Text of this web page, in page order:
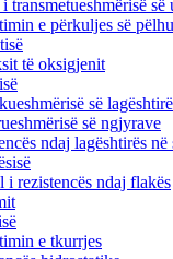
transmetueshmërisë
e përkuljes së
të oksigjenit
së
së ngjyrave
ndaj lagështirës në
i rezistencës ndaj flakës
e tkurrjes